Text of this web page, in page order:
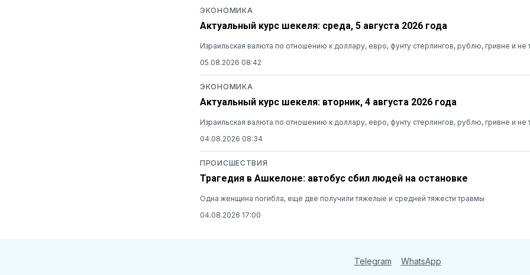
ЭКОНОМИКА
Актуальный курс шекеля: среда, 5 августа 2026 года
Израильская валюта по отношению к доллару, евро, фунту стерлингов, рублю, гривне и не
05.08.2026 08:42
ЭКОНОМИКА
Актуальный курс шекеля: вторник, 4 августа 2026 года
Израильская валюта по отношению к доллару, евро, фунту стерлингов, рублю, гривне и не
04.08.2026 08:34
ПРОИСШЕСТВИЯ
Трагедия в Ашкелоне: автобус сбил людей на остановке
Одна женщина погибла, еще две получили тяжелые и средней тяжести травмы
04.08.2026 17:00
Telegram WhatsApp